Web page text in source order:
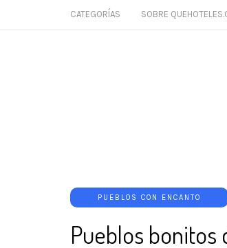
CATEGORÍAS SOBRE
PUEBLOS CON ENCANTO
Pueblos bonitos